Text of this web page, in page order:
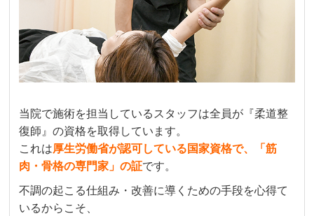
当院で施術を担当しているスタッフは全員が『柔道整
復師』の資格を取得しています。
これは厚生労働省が認可している国家資格で、「筋
肉・骨格の専門家」の証です。
不調の起こる仕組み・改善に導くための手段を心得て
いるからこそ、